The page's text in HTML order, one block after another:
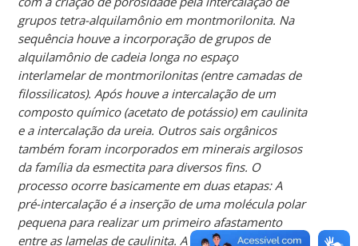
grupos tetra-alquilamônio em montmorilonita. Na
sequência houve a incorporação de grupos de
alquilamônio de cadeia longa no espaço
interlamelar de montmorilonitas (entre camadas de
filossilicatos). Após houve a intercalação de um
composto químico (acetato de potássio) em caulinita
e a intercalação da ureia. Outros sais orgânicos
também foram incorporados em minerais argilosos
da família da esmectita para diversos fins. O
processo ocorre basicamente em duas etapas: A
pré-intercalação é a inserção de uma molécula polar
pequena para realizar um primeiro afastamento
entre as lamelas de caulinita. A segunda fase, a